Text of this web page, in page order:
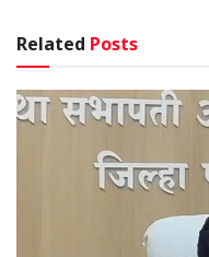
Related Posts